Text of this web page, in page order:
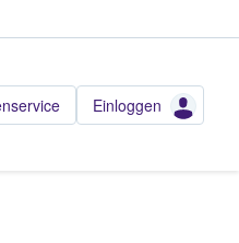
Einloggen